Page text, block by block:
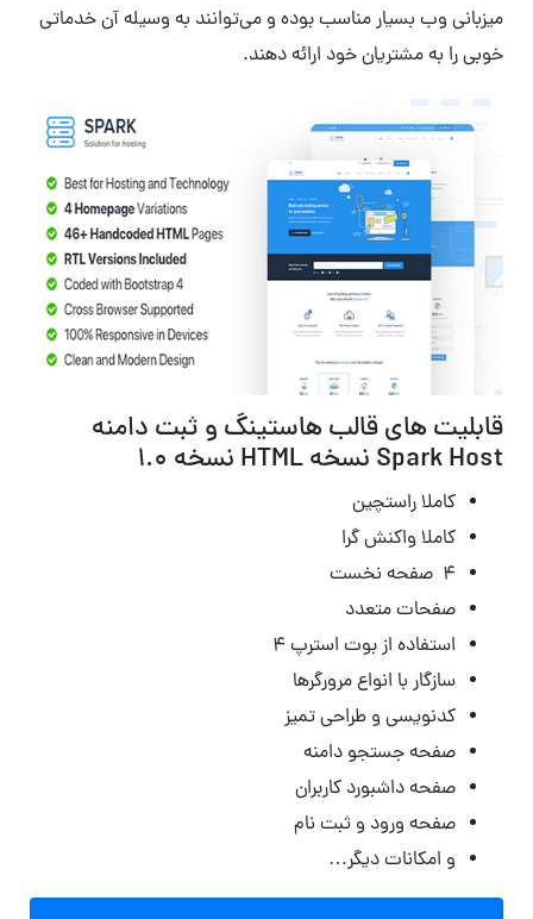
میزبانی وب بسیار مناسب بوده و می‌توانند به وسیله آن خدماتی
خوبی را به مشتریان خود ارائه دهند.
قابلیت های قالب هاستینگ و ثبت دامنه
Spark Host نسخه HTML نسخه 1.0
کاملا راستچین
کاملا واکنش گرا
۴ صفحه نخست
صفحات متعدد
استفاده از بوت استرپ ۴
سازگار با انواع مرورگرها
کدنویسی و طراحی تمیز
صفحه جستجو دامنه
صفحه داشبورد کاربران
صفحه ورود و ثبت نام
و امکانات دیگر…